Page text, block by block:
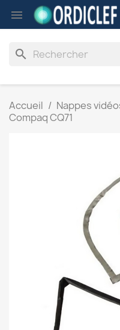

search
Accueil Nappes
Compaq CQ71